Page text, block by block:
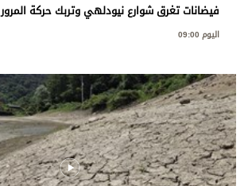
فيضانات تغرق شوارع نيودلهي وتربك حركة المرور
اليوم 09:00